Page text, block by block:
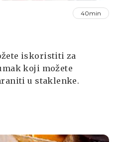
40min
iskoristiti za
koji možete
u staklenke.